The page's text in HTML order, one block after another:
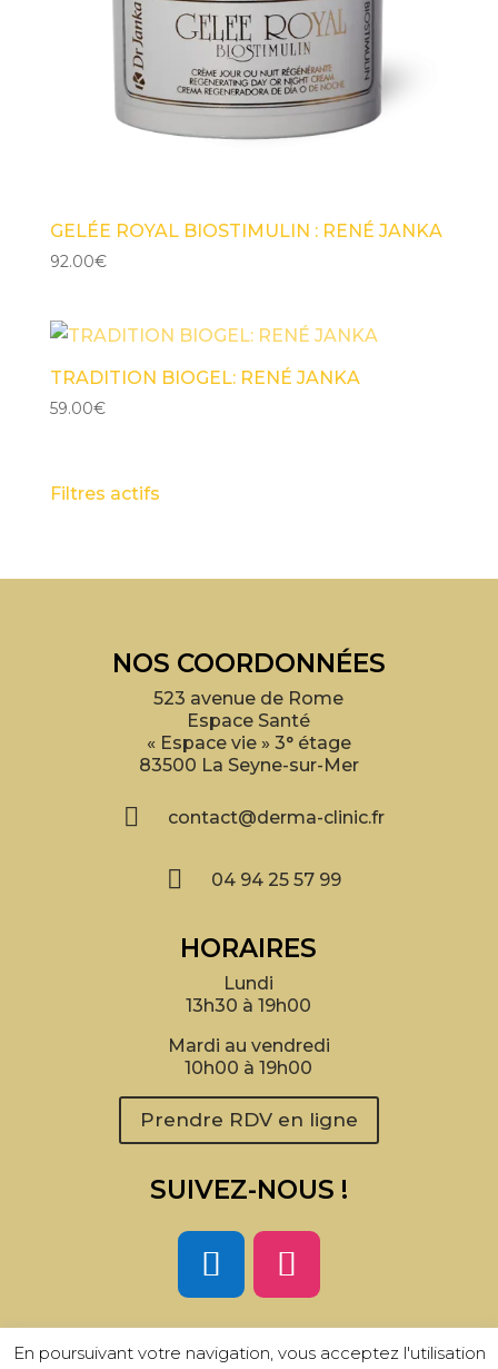
GELÉE ROYAL BIOSTIMULIN : RENÉ JANKA
92.00€
TRADITION BIOGEL: RENÉ JANKA
59.00€
Filtres actifs
NOS COORDONNÉES
523 avenue de Rome
Espace Santé
« Espace vie » 3° étage
83500 La Seyne-sur-Mer
 contact@derma-clinic.fr
 04 94 25 57 99
HORAIRES
Lundi
13h30 à 19h00
Mardi au vendredi
10h00 à 19h00
Prendre RDV en ligne
SUIVEZ-NOUS !
En poursuivant votre navigation, vous acceptez l'utilisation